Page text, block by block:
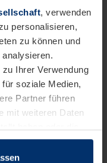
, verwenden
personalisieren,
zu können und
Ihrer Verwendung
soziale Medien,
Partner führen
mit weiteren Daten
gesammelt